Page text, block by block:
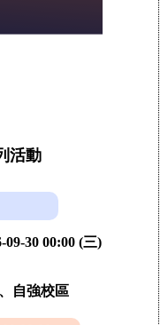
活動
09-30 00:00 (三)
自強校區